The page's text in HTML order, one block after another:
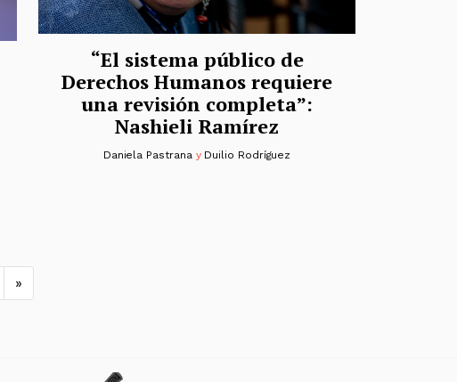
“El sistema público de
Derechos Humanos requiere
una revisión completa”:
Nashieli Ramírez
Daniela Pastranay Duilio Rodríguez
»